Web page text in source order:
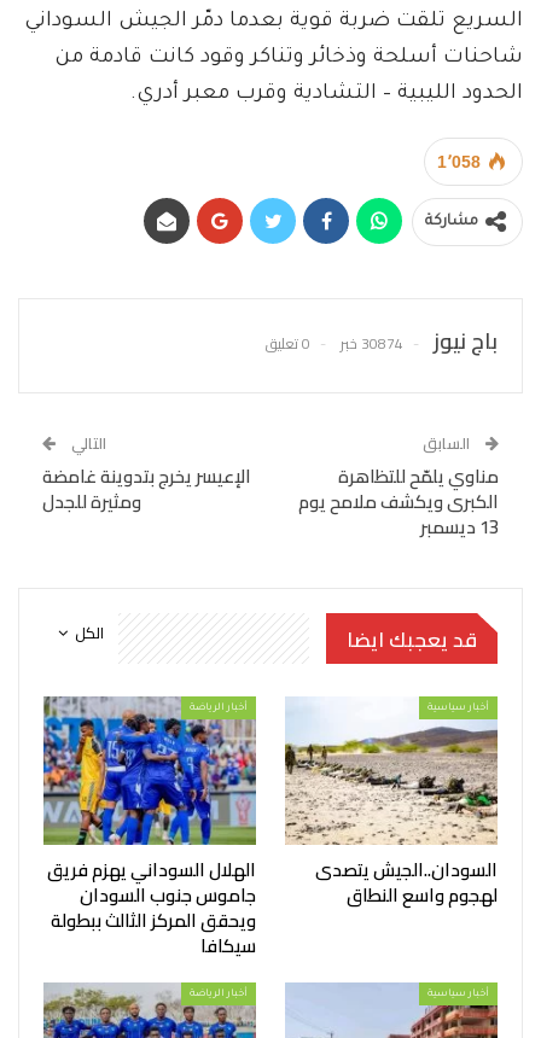
السريع تلقت ضربة قوية بعدما دمّر الجيش السوداني
شاحنات أسلحة وذخائر وتناكر وقود كانت قادمة من
الحدود الليبية – التشادية وقرب معبر أدري.
1٬058
مشاركة
باج نيوز 30874 خبر 0 تعليق
السابق
مناوي يلمّح للتظاهرة
الكبرى ويكشف ملامح يوم
13 ديسمبر
التالي
الإعيسر يخرج بتدوينة غامضة
ومثيرة للجدل
الكل قد يعجبك ايضا
أخبار سياسية
السودان..الجيش يتصدى
لهجوم واسع النطاق
أخبار الرياضة
الهلال السوداني يهزم فريق
جاموس جنوب السودان
ويحقق المركز الثالث ببطولة
سيكافا
أخبار سياسية أخبار الرياضة